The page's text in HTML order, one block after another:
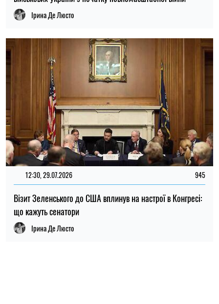
12:30, 29.07.2026
що кажуть сенатори
Ірина Де Люсто
ПОПУЛЯРНІ НОВИНИ